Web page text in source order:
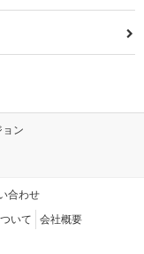
ン
合わせ
いて 会社概要